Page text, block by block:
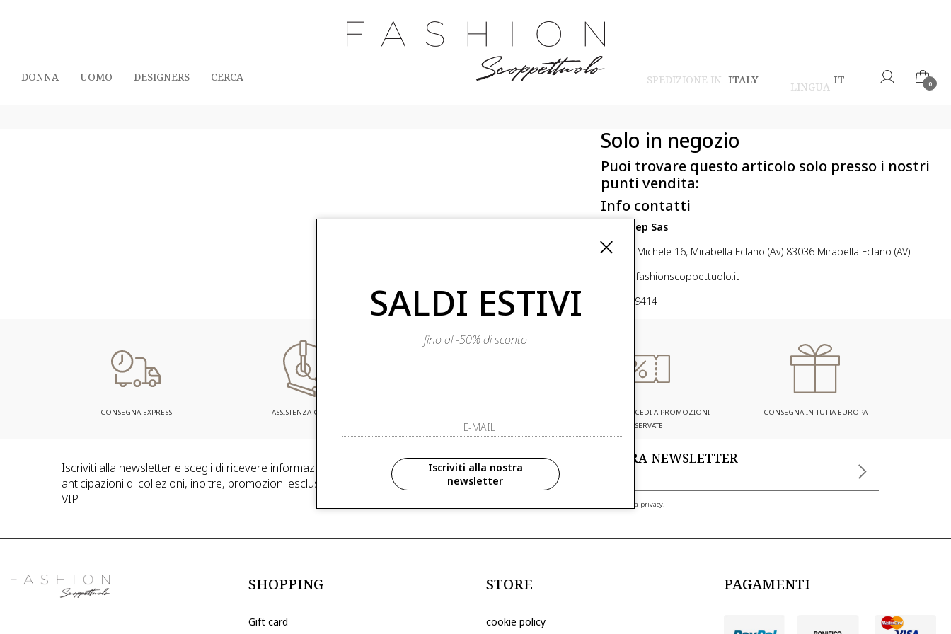
SPEDIZIONE IN ITALY
LINGUA
IT 0
DONNA UOMO DESIGNERS CERCA
Solo in negozio
Puoi trovare questo articolo solo presso i nostri
punti vendita:
Info contatti
First step Sas
Via San Michele 16, Mirabella Eclano (Av) 83036 Mirabella Eclano (AV)
ordini@fashionscoppettuolo.it
0825449414
CONSEGNA EXPRESS ASSISTENZA CLIENTI
ISCRIVITI ED ACCEDI A PROMOZIONI
RISERVATE
CONSEGNA IN TUTTA EUROPA
Iscriviti alla newsletter e scegli di ricevere informazioni in anteprima ed
anticipazioni di collezioni, inoltre, promozioni esclusive riservate ai nostri clienti
VIP
ISCRIVITI ALLA NOSTRA NEWSLETTER
ho letto ed accettato le condizioni sulla privacy.
SHOPPING
Gift card
STORE
cookie policy
PAGAMENTI
SALDI ESTIVI
fino al -50% di sconto
Iscriviti alla nostra
newsletter